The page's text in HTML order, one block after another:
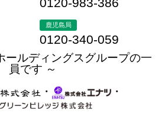
鹿児島局
0120-340-059
ールディングスグループの一
員です ～
・
・